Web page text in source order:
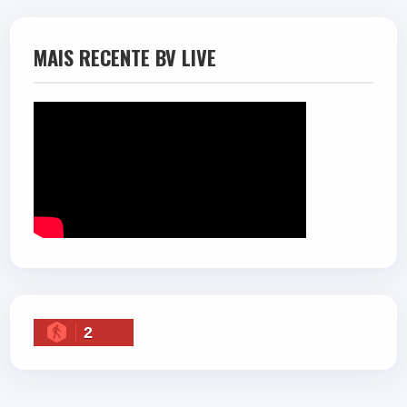
MAIS RECENTE BV LIVE
2